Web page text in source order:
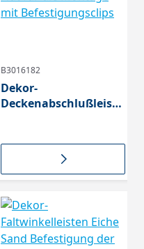
B3016182
Dekor-
Deckenabschlußleiste
mit Befestigungsclips